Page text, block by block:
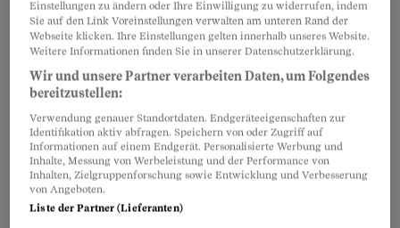
Da versteht es sich fast von selbst, dass das
kulinarische Niveau in der Gegend hoch ist. Auf
einer Fläche von nur gerade 15
Einstellungen zu ändern oder Ihre Einwilligung zu widerrufen, indem
Sie auf den Link Voreinstellungen verwalten am unteren Rand der
Webseite klicken. Ihre Einstellungen gelten innerhalb unseres Website.
Weitere Informationen finden Sie in unserer Datenschutzerklärung.
Wir und unsere Partner verarbeiten Daten, um Folgendes
bereitzustellen:
Verwendung genauer Standortdaten. Endgeräteeigenschaften zur
Identifikation aktiv abfragen. Speichern von oder Zugriff auf
Informationen auf einem Endgerät. Personalisierte Werbung und
Inhalte, Messung von Werbeleistung und der Performance von
Inhalten, Zielgruppenforschung sowie Entwicklung und Verbesserung
von Angeboten.
Liste der Partner (Lieferanten)